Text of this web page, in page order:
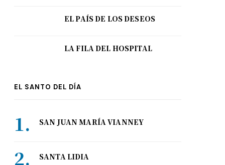
EL PAÍS DE LOS DESEOS
LA FILA DEL HOSPITAL
EL SANTO DEL DÍA
SAN JUAN MARÍA VIANNEY
SANTA LIDIA